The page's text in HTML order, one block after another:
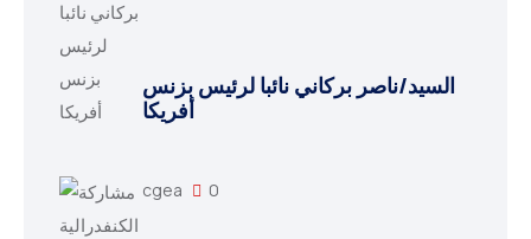
السيد/ناصر بركاني نائبا لرئيس بزنس
أفريكا
cgea 0